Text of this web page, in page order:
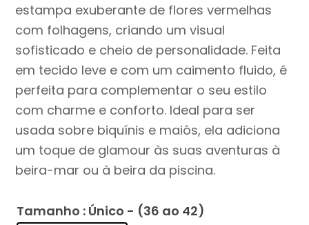
estampa exuberante de flores vermelhas
com folhagens, criando um visual
sofisticado e cheio de personalidade. Feita
em tecido leve e com um caimento fluido, é
perfeita para complementar o seu estilo
com charme e conforto. Ideal para ser
usada sobre biquínis e maiôs, ela adiciona
um toque de glamour às suas aventuras à
beira-mar ou à beira da piscina.
Tamanho : Único - (36 ao 42)